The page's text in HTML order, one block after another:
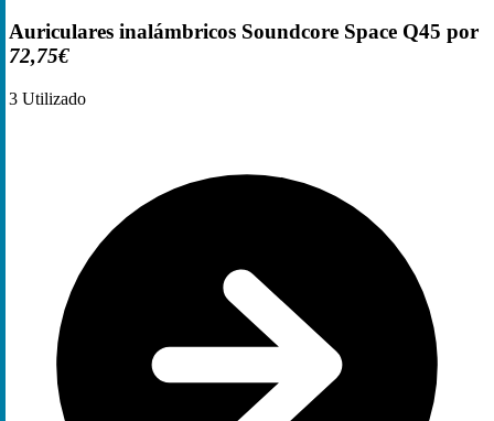
Auriculares inalámbricos Soundcore Space Q45 por
72,75€
3 Utilizado